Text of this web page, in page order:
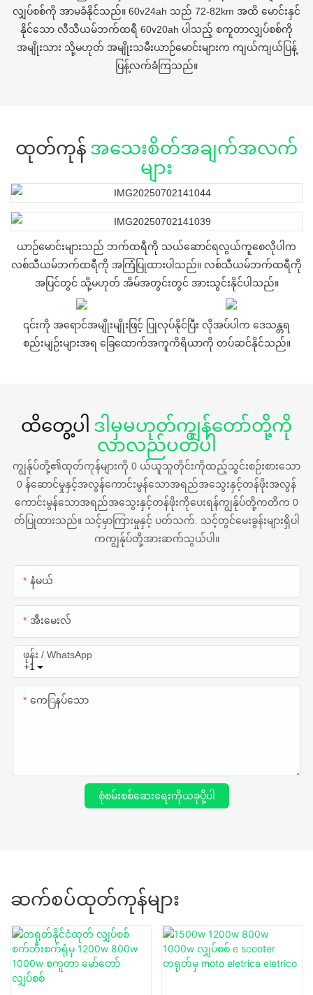
လျှပ်စစ်ကို အာမခံနိုင်သည်။ 60v24ah သည် 72-82km အထိ မောင်းနှင်
နိုင်သော လီသီယမ်ဘက်ထရီ 60v20ah ပါသည့် စကူတာလျှပ်စစ်ကို
အမျိုးသား သို့မဟုတ် အမျိုးသမီးယာဉ်မောင်းများက ကျယ်ကျယ်ပြန့်
ပြန့်လက်ခံကြသည်။
ထုတ်ကုန် အသေးစိတ်အချက်အလက်
များ
ယာဉ်မောင်းများသည် ဘက်ထရီကို သယ်ဆောင်ရလွယ်ကူစေလိုပါက
လစ်သီယမ်ဘက်ထရီကို အကြံပြုထားပါသည်။ လစ်သီယမ်ဘက်ထရီကို
အပြင်တွင် သို့မဟုတ် အိမ်အတွင်းတွင် အားသွင်းနိုင်ပါသည်။
၎င်းကို အရောင်အမျိုးမျိုးဖြင့် ပြုလုပ်နိုင်ပြီး လိုအပ်ပါက ဒေသန္တရ
စည်းမျဉ်းများအရ ခြေထောက်အကူကိရိယာကို တပ်ဆင်နိုင်သည်။
ထိတွေ့ပါ ဒါမှမဟုတ်ကျွန်တော်တို့ကို
လာလည်ပတ်ပါ
ကျွန်ုပ်တို့၏ထုတ်ကုန်များကို 0 ယ်ယူသူတိုင်းကိုထည့်သွင်းစဉ်းစားသော
0 န်ဆောင်မှုနှင့်အလွန်ကောင်းမွန်သောအရည်အသွေးနှင့်တန်ဖိုးအလွန်
ကောင်းမွန်သောအရည်အသွေးနှင့်တန်ဖိုးကိုပေးရန်ကျွန်ုပ်တို့ကတိက 0
တ်ပြုထားသည်။ သင့်မှာကြားမှုနှင့် ပတ်သက်. သင့်တွင်မေးခွန်းများရှိပါ
ကကျွန်ုပ်တို့အားဆက်သွယ်ပါ။
နံမယ်
အီးမေးလ်
+1
ဖုန်း / WhatsApp
ကေြနပ်သော
စုံစမ်းစစ်ဆေးရေးကိုယခုပို့ပါ
ဆက်စပ်ထုတ်ကုန်များ